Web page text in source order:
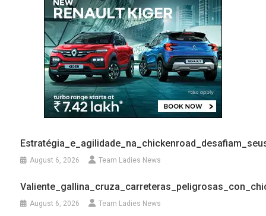
August 6, 2026 Team Ladies News
August 6, 2026 Team Ladies News